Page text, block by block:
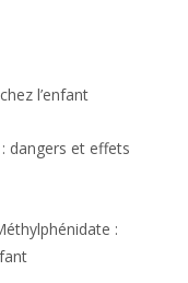
l’enfant
dangers et effets
: